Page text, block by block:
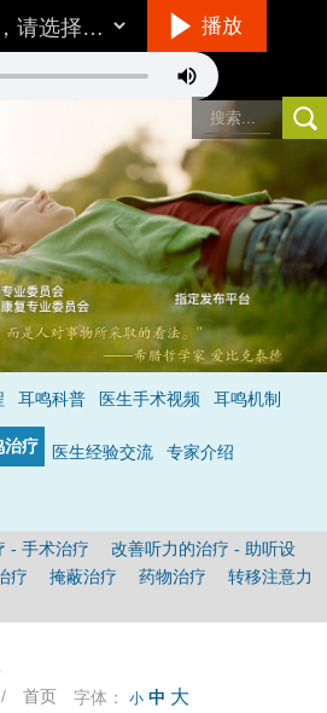
播放
是说你仔细听可以听到耳鸣。
和音乐同时存在时，你只听到了音乐的声
乐治疗）。
），多于30分钟/次，1-3个月。
耳鸣科普 医生手术视频 耳鸣机制
治疗 医生经验交流 专家介绍
- 手术治疗
改善听力的治疗 - 助听设
疗 掩蔽治疗 药物治疗
转移注意力
/ 首页 字体： 小 中 大